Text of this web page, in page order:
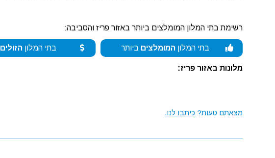
רשימת בתי המלון המומלצים ביותר באזור פריז והסביבה:
בתי המלון המומלצים ביותר בתי המלוןהזולים
מלונות באזור פריז:
מצאתם טעות? כיתבו לנו.